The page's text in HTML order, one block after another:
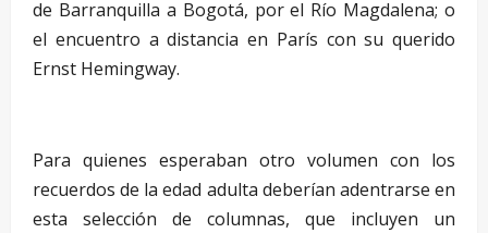
de Barranquilla a Bogotá, por el Río Magdalena; o
el encuentro a distancia en París con su querido
Ernst Hemingway.
Para quienes esperaban otro volumen con los
recuerdos de la edad adulta deberían adentrarse en
esta selección de columnas, que incluyen un